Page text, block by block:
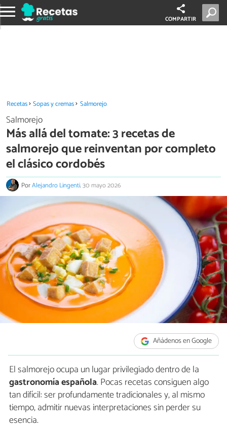
COMPARTIR
Recetas Sopas y cremas Salmorejo
Salmorejo
Más allá del tomate: 3 recetas de
salmorejo que reinventan por completo
el clásico cordobés
PorAlejandro Lingenti.30 mayo 2026
Añádenos en Google
El salmorejo ocupa un lugar privilegiado dentro de la
gastronomía española. Pocas recetas consiguen algo
tan difícil: ser profundamente tradicionales y, al mismo
tiempo, admitir nuevas interpretaciones sin perder su
esencia.